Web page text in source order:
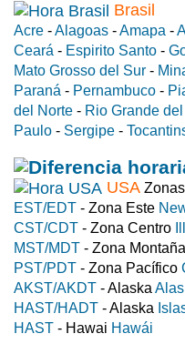
Brasil
Acre -Alagoas -Amapa -
Ceará - Espirito Santo -
Mato Grosso del Sur -
Paraná - Pernambuco -
del Norte - Rio Grande
Paulo - Sergipe -
USA
EST/EDT - Zona Este
CST/CDT - Zona Centro
MST/MDT - Zona Montaña
PST/PDT - Zona Pacífico
AKST/AKDT - Alaska
HAST/HADT - Alaska
HAST - Hawai Hawái